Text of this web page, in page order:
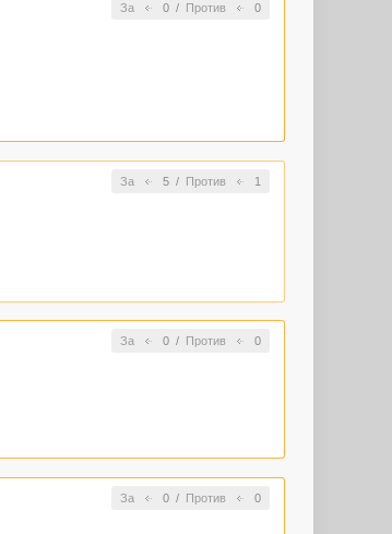
За 0/ Против 0
За 5/ Против 1
За 0/ Против 0
За 0/ Против 0